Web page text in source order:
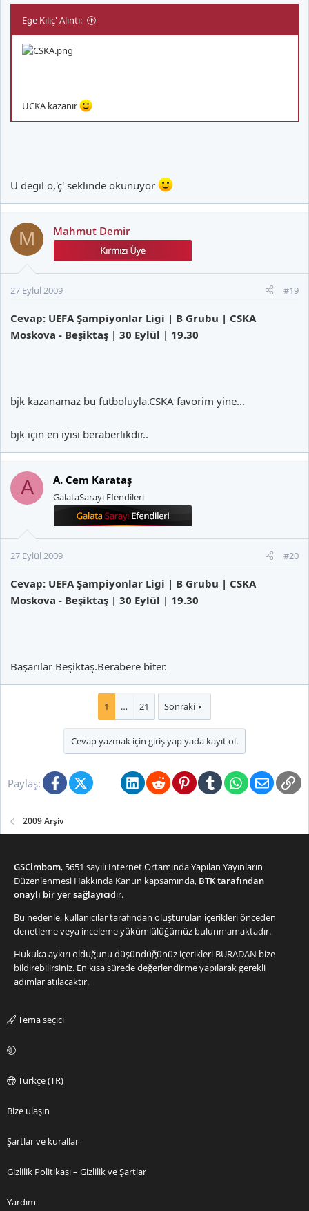
Ege Kılıç' Alıntı:
UCKA kazanır
U degil o,'ç' seklinde okunuyor
M Mahmut Demir
27 Eylül 2009 #19
Cevap: UEFA Şampiyonlar Ligi | B Grubu | CSKA
Moskova - Beşiktaş | 30 Eylül | 19.30
bjk kazanamaz bu futboluyla.CSKA favorim yine...
bjk için en iyisi beraberlikdir..
A A. Cem Karataş
GalataSarayı Efendileri
27 Eylül 2009 #20
Cevap: UEFA Şampiyonlar Ligi | B Grubu | CSKA
Moskova - Beşiktaş | 30 Eylül | 19.30
Başarılar Beşiktaş.Berabere biter.
1 … 21 Sonraki
Cevap yazmak için giriş yap yada kayıt ol.
Paylaş: FacebookX (Twitter)BlueskyLinkedInRedditPinterestTumblrWhatsApp
E-posta
2009 Arşiv
GSCimbom, 5651 sayılı İnternet Ortamında Yapılan Yayınların
Düzenlenmesi Hakkında Kanun kapsamında, BTK tarafından
onaylı bir yer sağlayıcıdır.
Bu nedenle, kullanıcılar tarafından oluşturulan içerikleri önceden
denetleme veya inceleme yükümlülüğümüz bulunmamaktadır.
Hukuka aykırı olduğunu düşündüğünüz içerikleri BURADAN bize
bildirebilirsiniz. En kısa sürede değerlendirme yapılarak gerekli
adımlar atılacaktır.
Tema seçici
Türkçe (TR)
Bize ulaşın
Şartlar ve kurallar
Gizlilik Politikası – Gizlilik ve Şartlar
Yardım